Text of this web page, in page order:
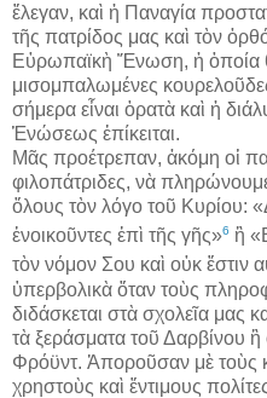
ἔλεγαν, καὶ ἡ Παναγία
τῆς πατρίδος μας καὶ τὸν
Εὐρωπαϊκὴ Ἕνωση, ἡ ὁποία
μισομπαλωμένες
σήμερα εἶναι ὁρατὰ καὶ ἡ
Ἑνώσεως ἐπίκειται.
Μᾶς προέτρεπαν, ἀκόμη οἱ
φιλοπάτριδες, νὰ
ὅλους τὸν λόγο τοῦ Κυρίου:
ἐνοικοῦντες ἐπὶ τῆς γῆς»6 ἢ
τὸν νόμον Σου καὶ οὐκ ἔστιν
ὑπερβολικὰ ὅταν τοὺς
διδάσκεται στὰ σχολεῖα μας
τὰ ξεράσματα τοῦ Δαρβίνου ἢ
Φρόϋντ. Ἀποροῦσαν μὲ τοὺς
χρηστοὺς καὶ ἔντιμους